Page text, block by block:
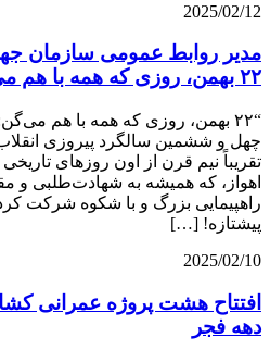
2025/02/12
مدیر روابط عمومی سازمان
۲۲ بهمن، روزی که همه با هم می‌گن جانم فدای ایران
“۲۲ بهمن، روزی که همه با هم
چهل و ششمین سالگرد پیروزی انقلاب
تقریباً نیم قرن از اون روزهای
اهواز، که همیشه به شهادت‌طلبی و
راهپیمایی بزرگ و با شکوه شرکت
پیشتازه! […]
2025/02/10
افتتاح هشت پروژه عمرانی
دهه فجر